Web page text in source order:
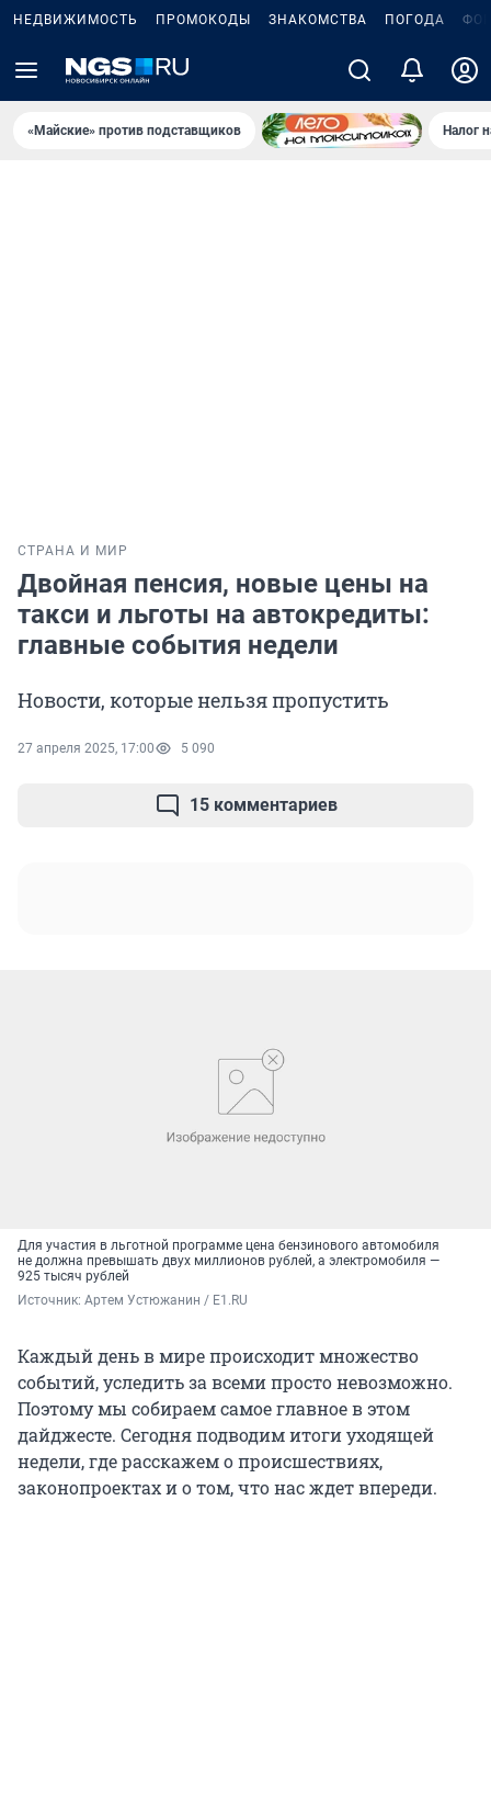
НЕДВИЖИМОСТЬ ПРОМОКОДЫ ЗНАКОМСТВА ПОГОДА
«Майские» против подставщиков Налог
СТРАНА И МИР
Двойная пенсия, новые цены на
такси и льготы на автокредиты:
главные события недели
Новости, которые нельзя пропустить
27 апреля 2025, 17:00 5 090
15 комментариев
Для участия в льготной программе цена бензинового автомобиля
не должна превышать двух миллионов рублей, а электромобиля —
925 тысяч рублей
Источник: Артем Устюжанин / E1.RU
Каждый день в мире происходит множество
событий, уследить за всеми просто невозможно.
Поэтому мы собираем самое главное в этом
дайджесте. Сегодня подводим итоги уходящей
недели, где расскажем о происшествиях,
законопроектах и о том, что нас ждет впереди.